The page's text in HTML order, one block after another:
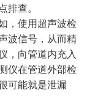
排查。
，使用超声波检
波信号，从而精
，向管道内充入
仪在管道外部检
可能就是泄漏